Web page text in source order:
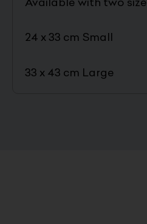
24 x 33 cm Small
33 x 43 cm Large